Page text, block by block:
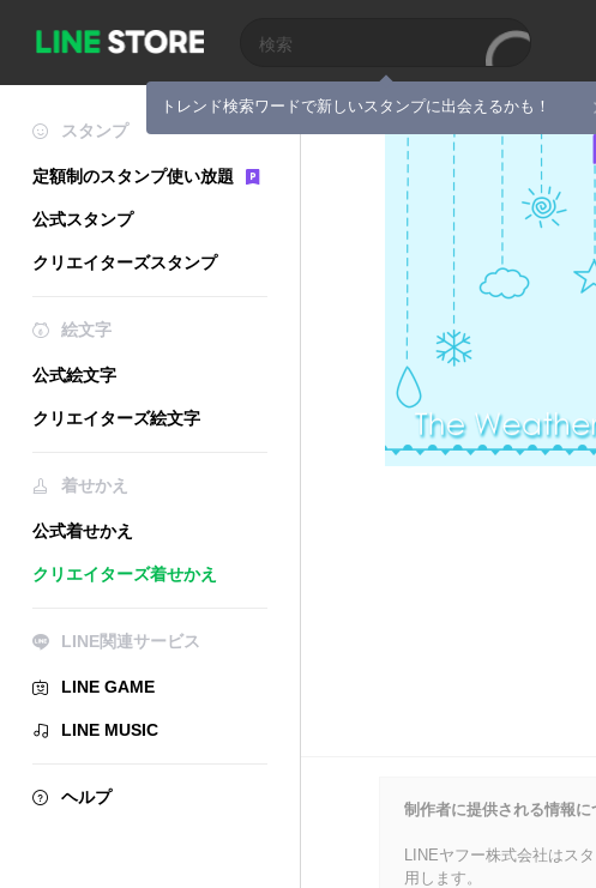
トレンド検索ワードで新しいスタンプに出会えるかも！
スタンプ
定額制のスタンプ使い放題
公式スタンプ
クリエイターズスタンプ
絵文字
公式絵文字
クリエイターズ絵文字
着せかえ
公式着せかえ
クリエイターズ着せかえ
LINE関連サービス
LINE GAME
LINE MUSIC
ヘルプ
制作者に提供される情報に
LINEヤフー株式会社はス
用します。